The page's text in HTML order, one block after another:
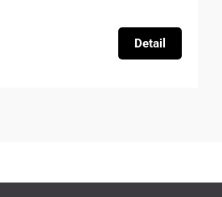
Detail